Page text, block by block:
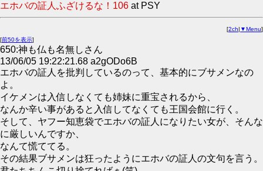
エホバの証人ふざけるな！106 at PSY
[2ch| ▼Menu]
[前50を表示]
650:神も仏も名無しさん
13/06/05 19:22:21.68 a2gODo6B
エホバの証人を批判しているのって、基本的にブサメンなの
よ。
イケメンは入信しなくても姉妹に重宝されるから、
なんか辛い事があると入信してなくても王国会館に行く。
そして、ヤフー知恵袋でエホバの証人になりたい女が、そんな
に厳しいんですか、
なんて慌ててる。
その結果ブサメンは狂ったようにエホバの証人の文句を言う。